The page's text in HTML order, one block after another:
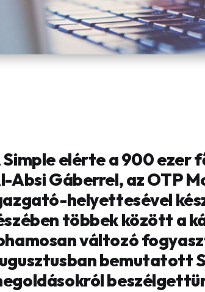
Simple elérte a 900 ezer
Absi Gáberrel, az OTP
helyettesével
többek között a
változó
bemutatott